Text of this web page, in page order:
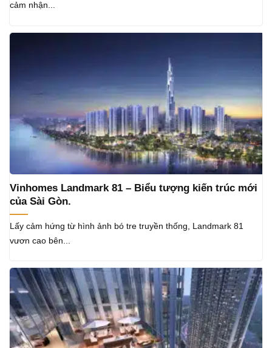
cảm nhận...
Vinhomes Landmark 81 – Biểu tượng kiến trúc mới
của Sài Gòn.
Lấy cảm hứng từ hình ảnh bó tre truyền thống, Landmark 81
vươn cao bên...